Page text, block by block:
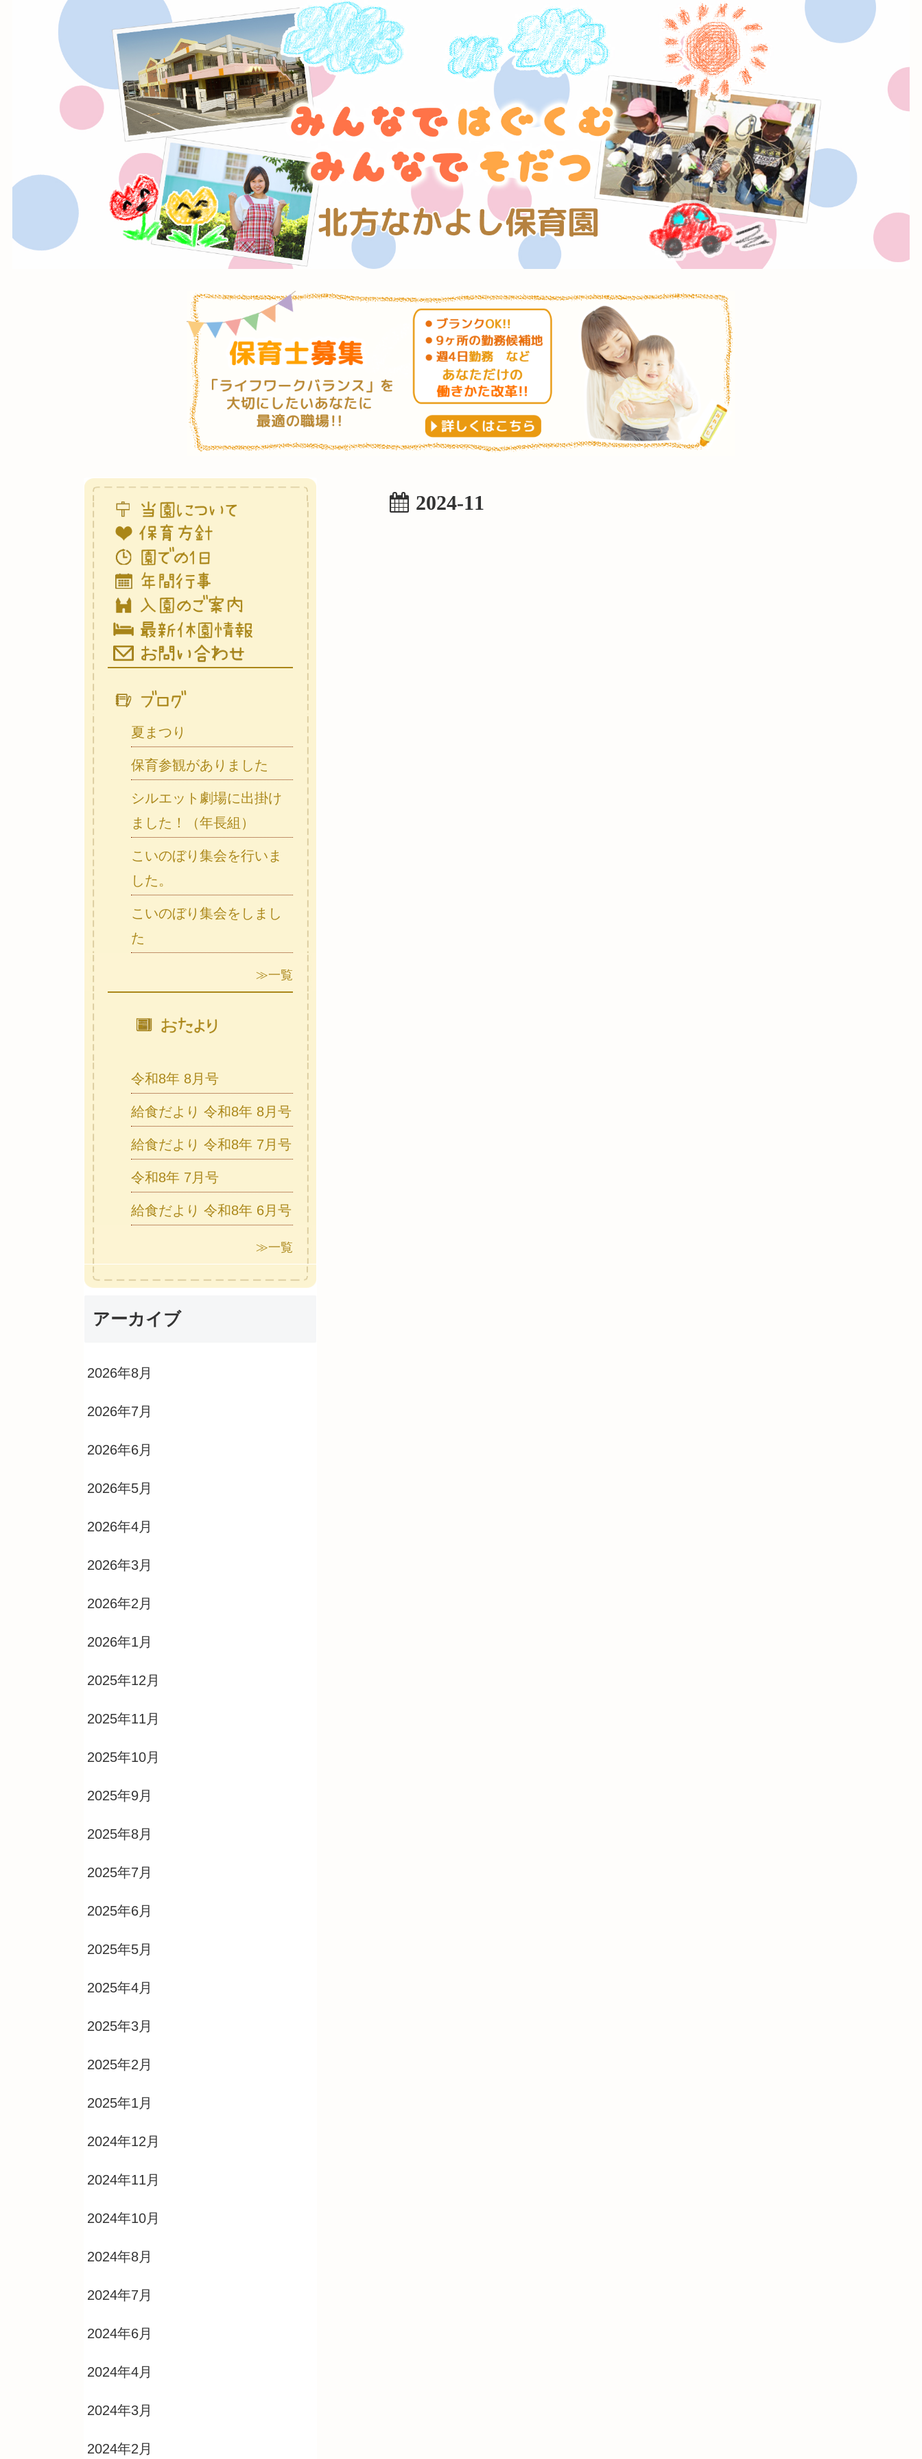
2024-11
夏まつり
保育参観がありました
シルエット劇場に出掛け
ました！（年長組）
こいのぼり集会を行いま
した。
こいのぼり集会をしまし
た
≫一覧
令和8年 8月号
給食だより 令和8年 8月号
給食だより 令和8年 7月号
令和8年 7月号
給食だより 令和8年 6月号
≫一覧
アーカイブ
2026年8月
2026年7月
2026年6月
2026年5月
2026年4月
2026年3月
2026年2月
2026年1月
2025年12月
2025年11月
2025年10月
2025年9月
2025年8月
2025年7月
2025年6月
2025年5月
2025年4月
2025年3月
2025年2月
2025年1月
2024年12月
2024年11月
2024年10月
2024年8月
2024年7月
2024年6月
2024年4月
2024年3月
2024年2月